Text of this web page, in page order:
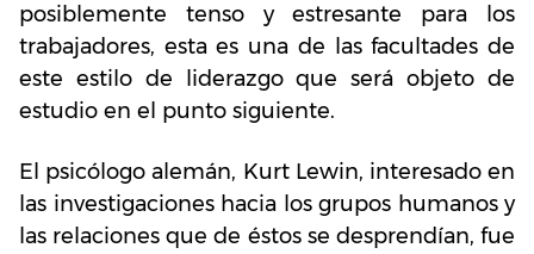
posiblemente tenso y estresante para los
trabajadores, esta es una de las facultades de
este estilo de liderazgo que será objeto de
estudio en el punto siguiente.
El psicólogo alemán, Kurt Lewin, interesado en
las investigaciones hacia los grupos humanos y
las relaciones que de éstos se desprendían, fue